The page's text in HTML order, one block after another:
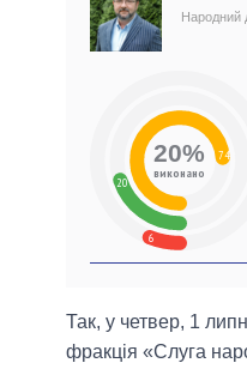
Народний
6
20
74
20%
виконано
Так, у четвер, 1
фракція «Слуга